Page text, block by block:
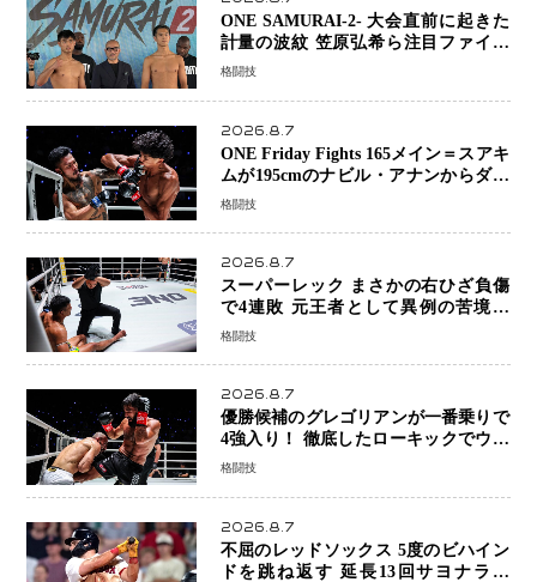
ONE SAMURAI-2- 大会直前に起きた
計量の波紋 笠原弘希ら注目ファイタ
ーは契約体重で決戦へ、山本歩夢と平
格闘技
2026.8.7
ONE Friday Fights 165メイン＝スアキ
ムが195cmのナビル・アナンからダウ
ン奪取！猛反撃を耐え抜き判定勝利、
格闘技
2026.8.7
スーパーレック まさかの右ひざ負傷
で4連敗 元王者として異例の苦境…
「アクシデント」でも消えない危険信
格闘技
2026.8.7
優勝候補のグレゴリアンが一番乗りで
4強入り！ 徹底したローキックでウス
ビャンを攻略、判定勝利
格闘技
2026.8.7
不屈のレッドソックス 5度のビハイン
ドを跳ね返す 延長13回サヨナラ勝